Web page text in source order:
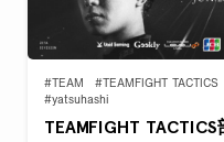
#TEAM #TEAMFIGHT TACTICS
#yatsuhashi
TEAMFIGHT